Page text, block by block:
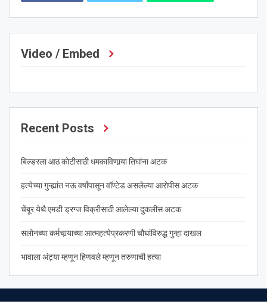
Video / Embed
Recent Posts
बिल्डरला आठ कोटीसाठी धमकाविणार्‍या तिघांना अटक
हत्येच्या गुन्ह्यांत नऊ वर्षांपासून वॉण्टेड असलेल्या आरोपीस अटक
चेंबूर येथै एमडी ड्रग्ज विक्रीसाठी आलेल्या दुकलीस अटक
सलोनच्या कर्मचार्‍याच्या आत्महत्येप्रकरणी चौघांविरुद्ध गुन्हा दाखल
भावाला अंट्या म्हणून हिणवले म्हणून तरुणाची हत्या